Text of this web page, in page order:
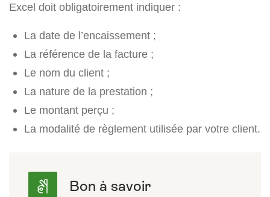
Excel doit obligatoirement indiquer :
La date de l’encaissement ;
La référence de la facture ;
Le nom du client ;
La nature de la prestation ;
Le montant perçu ;
La modalité de règlement utilisée par votre client.